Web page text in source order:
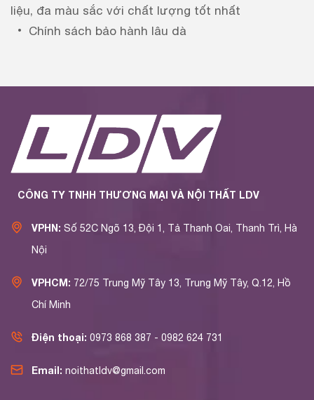
liệu, đa màu sắc với chất lượng tốt nhất
Chính sách bảo hành lâu dà
CÔNG TY TNHH THƯƠNG MẠI VÀ NỘI THẤT LDV
VPHN: Số 52C Ngõ 13, Đội 1, Tả Thanh Oai, Thanh Trì, Hà
Nội
VPHCM: 72/75 Trung Mỹ Tây 13, Trung Mỹ Tây, Q.12, Hồ
Chí Minh
Điện thoại: 0973 868 387 - 0982 624 731
Email: noithatldv@gmail.com